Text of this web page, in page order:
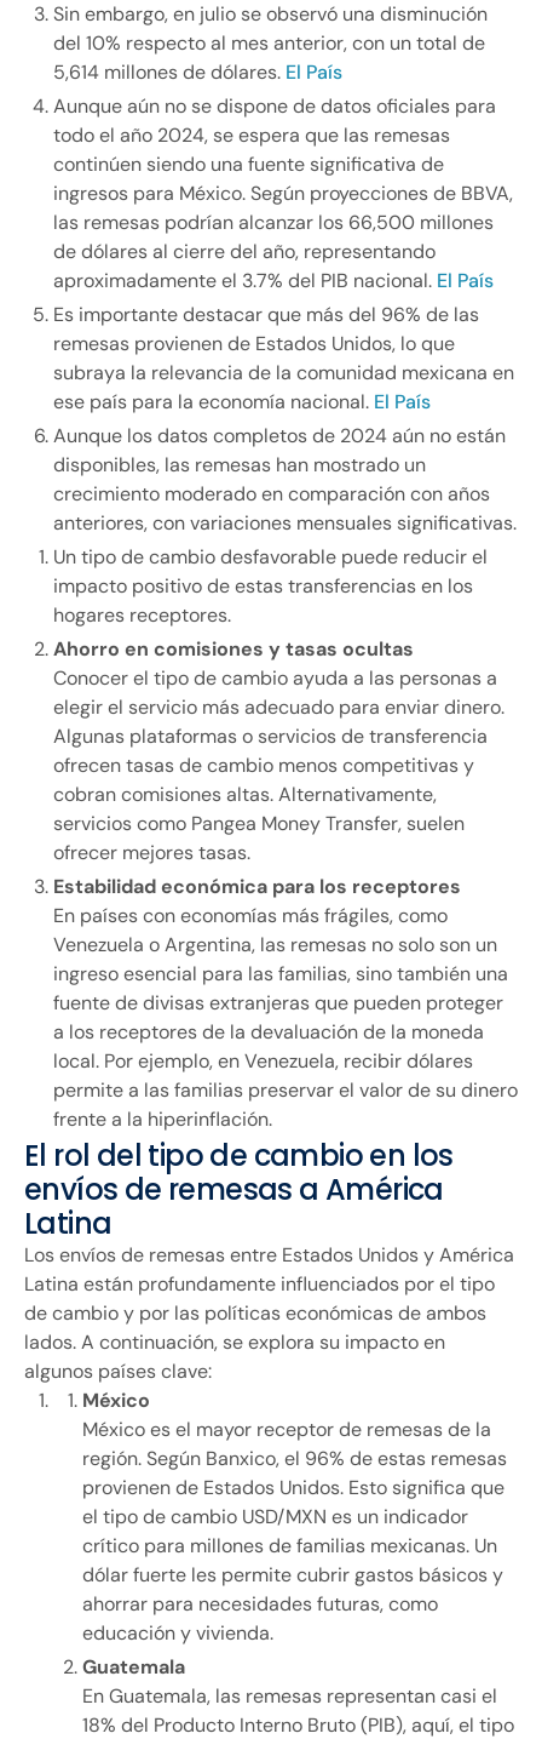
Sin embargo, en julio se observó una disminución
del 10% respecto al mes anterior, con un total de
5,614 millones de dólares. El País
Aunque aún no se dispone de datos oficiales para
todo el año 2024, se espera que las remesas
continúen siendo una fuente significativa de
ingresos para México. Según proyecciones de BBVA,
las remesas podrían alcanzar los 66,500 millones
de dólares al cierre del año, representando
aproximadamente el 3.7% del PIB nacional. El País
Es importante destacar que más del 96% de las
remesas provienen de Estados Unidos, lo que
subraya la relevancia de la comunidad mexicana en
ese país para la economía nacional. El País
Aunque los datos completos de 2024 aún no están
disponibles, las remesas han mostrado un
crecimiento moderado en comparación con años
anteriores, con variaciones mensuales significativas.
Un tipo de cambio desfavorable puede reducir el
impacto positivo de estas transferencias en los
hogares receptores.
Ahorro en comisiones y tasas ocultas
Conocer el tipo de cambio ayuda a las personas a
elegir el servicio más adecuado para enviar dinero.
Algunas plataformas o servicios de transferencia
ofrecen tasas de cambio menos competitivas y
cobran comisiones altas. Alternativamente,
servicios como Pangea Money Transfer, suelen
ofrecer mejores tasas.
Estabilidad económica para los receptores
En países con economías más frágiles, como
Venezuela o Argentina, las remesas no solo son un
ingreso esencial para las familias, sino también una
fuente de divisas extranjeras que pueden proteger
a los receptores de la devaluación de la moneda
local. Por ejemplo, en Venezuela, recibir dólares
permite a las familias preservar el valor de su dinero
frente a la hiperinflación.
El rol del tipo de cambio en los
envíos de remesas a América
Latina
Los envíos de remesas entre Estados Unidos y América
Latina están profundamente influenciados por el tipo
de cambio y por las políticas económicas de ambos
lados. A continuación, se explora su impacto en
algunos países clave:
México
México es el mayor receptor de remesas de la
región. Según Banxico, el 96% de estas remesas
provienen de Estados Unidos. Esto significa que
el tipo de cambio USD/MXN es un indicador
crítico para millones de familias mexicanas. Un
dólar fuerte les permite cubrir gastos básicos y
ahorrar para necesidades futuras, como
educación y vivienda.
Guatemala
En Guatemala, las remesas representan casi el
18% del Producto Interno Bruto (PIB), aquí, el tipo